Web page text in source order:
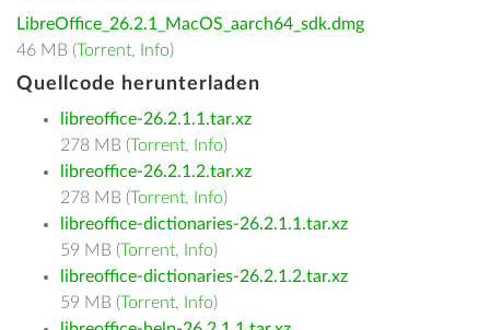
LibreOffice_26.2.1_MacOS_aarch64_sdk.dmg
46 MB (Torrent, Info)
Quellcode herunterladen
libreoffice-26.2.1.1.tar.xz
278 MB (Torrent, Info)
libreoffice-26.2.1.2.tar.xz
278 MB (Torrent, Info)
libreoffice-dictionaries-26.2.1.1.tar.xz
59 MB (Torrent, Info)
libreoffice-dictionaries-26.2.1.2.tar.xz
59 MB (Torrent, Info)